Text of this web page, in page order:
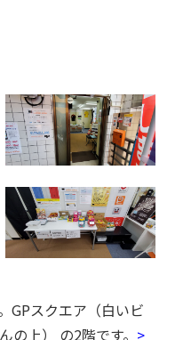
GPスクエア（白いビ
の上） の2階です。 >